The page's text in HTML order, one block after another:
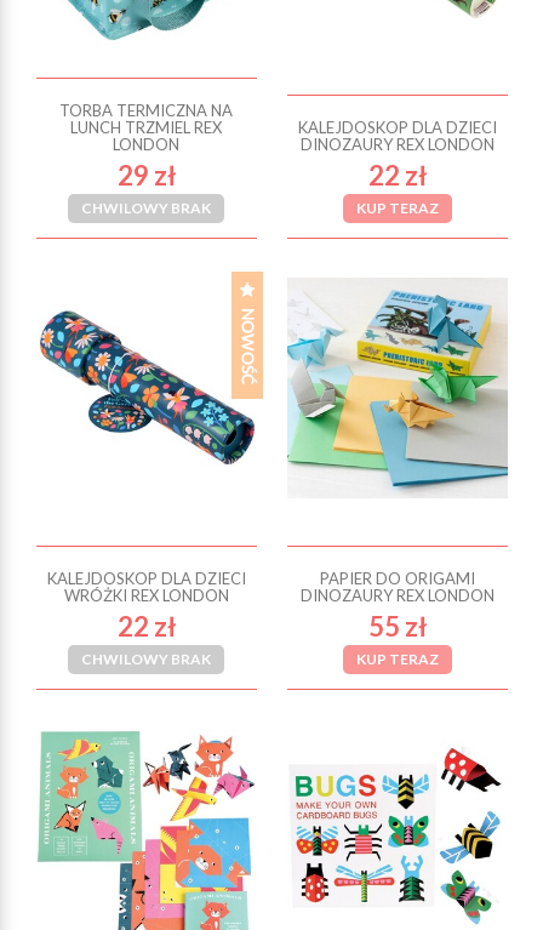
TORBA TERMICZNA NA
LUNCH TRZMIEL REX
LONDON
29 zł
CHWILOWY BRAK
KALEJDOSKOP DLA DZIECI
DINOZAURY REX LONDON
22 zł
KUP TERAZ
KALEJDOSKOP DLA DZIECI
WRÓŻKI REX LONDON
22 zł
CHWILOWY BRAK
PAPIER DO ORIGAMI
DINOZAURY REX LONDON
55 zł
KUP TERAZ